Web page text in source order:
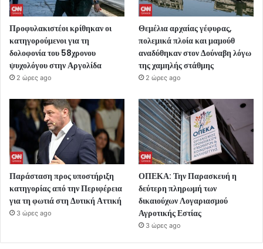
Προφυλακιστέοι κρίθηκαν οι
κατηγορούμενοι για τη
δολοφονία του 58χρονου
ψυχολόγου στην Αργολίδα
2 ώρες ago
Θεμέλια αρχαίας γέφυρας,
πολεμικά πλοία και μαμούθ
αναδύθηκαν στον Δούναβη λόγω
της χαμηλής στάθμης
2 ώρες ago
Παράσταση προς υποστήριξη
κατηγορίας από την Περιφέρεια
για τη φωτιά στη Δυτική Αττική
3 ώρες ago
ΟΠΕΚΑ: Την Παρασκευή η
δεύτερη πληρωμή των
δικαιούχων Λογαριασμού
Αγροτικής Εστίας
3 ώρες ago